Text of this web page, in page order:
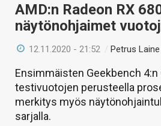
AMD:n Radeon RX
näytönohjaimet
12.11.2020 - 21:52 /Petrus Laine
Ensimmäisten Geekbench 4:n
testivuotojen perusteella
merkitys myös
sarjalla.